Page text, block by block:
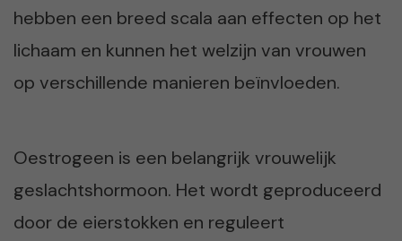
hebben een breed scala aan effecten op het
lichaam en kunnen het welzijn van vrouwen
op verschillende manieren beïnvloeden.
Oestrogeen is een belangrijk vrouwelijk
geslachtshormoon. Het wordt geproduceerd
door de eierstokken en reguleert